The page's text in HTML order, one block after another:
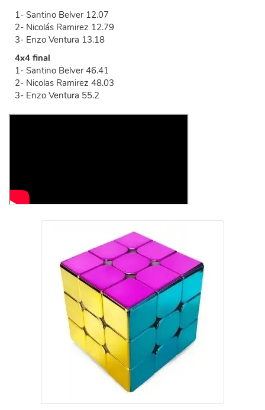
1- Santino Belver 12.07
2- Nicolás Ramirez 12.79
3- Enzo Ventura 13.18
4x4 final
1- Santino Belver 46.41
2- Nicolas Ramirez 48.03
3- Enzo Ventura 55.2